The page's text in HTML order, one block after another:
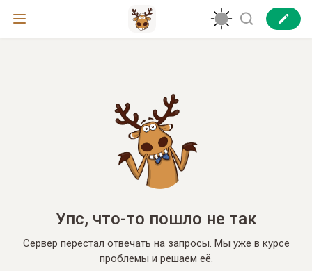
Упс, что-то пошло не так
Сервер перестал отвечать на запросы. Мы уже в курсе
проблемы и решаем её.